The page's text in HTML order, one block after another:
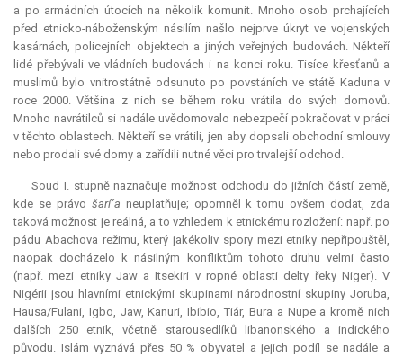
a po armádních útocích na několik komunit. Mnoho osob prchajících
před etnicko-náboženským násilím našlo nejprve úkryt ve vojenských
kasárnách, policejních objektech a jiných veřejných budovách. Někteří
lidé přebývali ve vládních budovách i na konci roku. Tisíce křesťanů a
muslimů bylo vnitrostátně odsunuto po povstáních ve státě Kaduna v
roce 2000. Většina z nich se během roku vrátila do svých domovů.
Mnoho navrátilců si nadále uvědomovalo nebezpečí pokračovat v práci
v těchto oblastech. Někteří se vrátili, jen aby dopsali obchodní smlouvy
nebo prodali své domy a zařídili nutné věci pro trvalejší odchod.
Soud I. stupně naznačuje možnost odchodu do jižních částí země,
kde se právo šarí´a neuplatňuje; opomněl k tomu ovšem dodat, zda
taková možnost je reálná, a to vzhledem k etnickému rozložení: např. po
pádu Abachova režimu, který jakékoliv spory mezi etniky nepřipouštěl,
naopak docházelo k násilným konfliktům tohoto druhu velmi často
(např. mezi etniky Jaw a Itsekiri v ropné oblasti delty řeky Niger). V
Nigérii jsou hlavními etnickými skupinami národnostní skupiny Joruba,
Hausa/Fulani, Igbo, Jaw, Kanuri, Ibibio, Tiár, Bura a Nupe a kromě nich
dalších 250 etnik, včetně starousedlíků libanonského a indického
původu. Islám vyznává přes 50 % obyvatel a jejich podíl se nadále a